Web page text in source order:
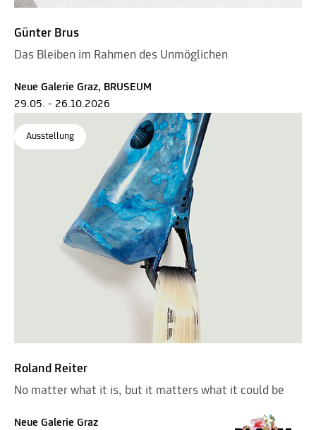
Günter Brus
Das Bleiben im Rahmen des Unmöglichen
Neue Galerie Graz, BRUSEUM
29.05. - 26.10.2026
Ausstellung
Roland Reiter
No matter what it is, but it matters what it could be
Neue Galerie Graz